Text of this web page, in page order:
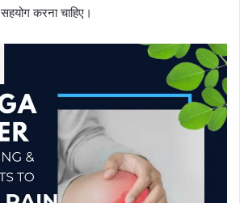
करना चाहिए।